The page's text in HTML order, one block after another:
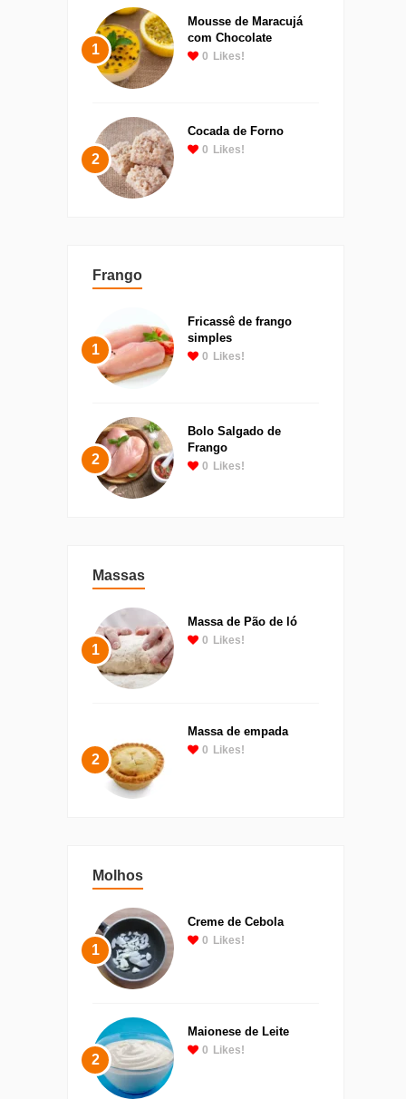
1
Mousse de Maracujá
com Chocolate
0 Likes!
2
Cocada de Forno
0 Likes!
Frango
1
Fricassê de frango
simples
0 Likes!
2
Bolo Salgado de
Frango
0 Likes!
Massas
1
Massa de Pão de ló
0 Likes!
2
Massa de empada
0 Likes!
Molhos
1
Creme de Cebola
0 Likes!
2
Maionese de Leite
0 Likes!